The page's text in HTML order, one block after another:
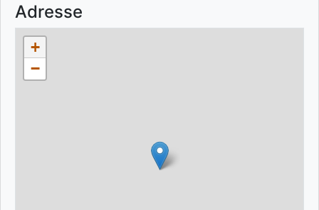
Adresse
+
−